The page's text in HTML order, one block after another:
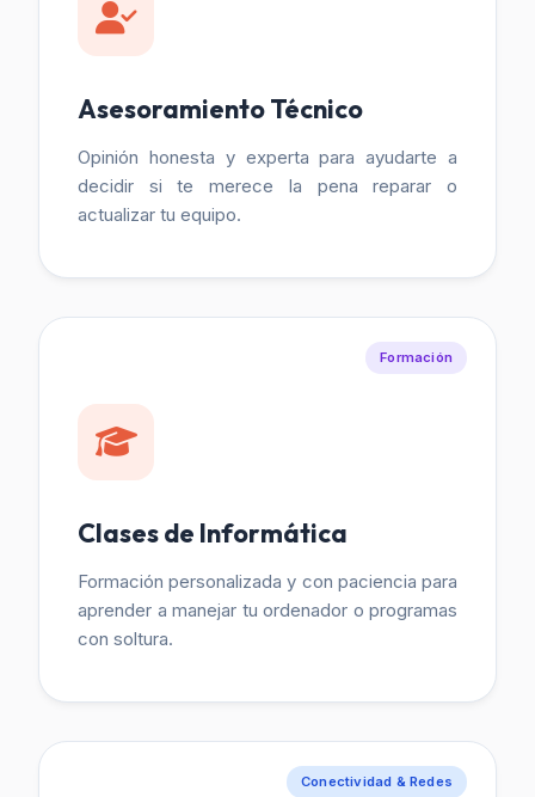
Asesoramiento Técnico
Opinión honesta y experta para ayudarte a
decidir si te merece la pena reparar o
actualizar tu equipo.
Formación
Clases de Informática
Formación personalizada y con paciencia para
aprender a manejar tu ordenador o programas
con soltura.
Conectividad & Redes